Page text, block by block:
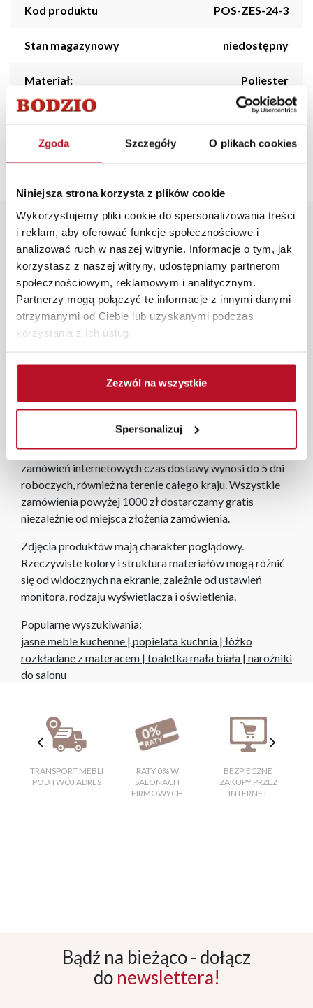
Zgoda Szczegóły O plikach cookies
Niniejsza strona korzysta z plików cookie
Wykorzystujemy pliki cookie do spersonalizowania treści
i reklam, aby oferować funkcje społecznościowe i
analizować ruch w naszej witrynie. Informacje o tym, jak
korzystasz z naszej witryny, udostępniamy partnerom
społecznościowym, reklamowym i analitycznym.
Partnerzy mogą połączyć te informacje z innymi danymi
otrzymanymi od Ciebie lub uzyskanymi podczas
korzystania z ich usług.
Zezwól na wszystkie
Spersonalizuj
Kod produktu POS-ZES-24-3
Stan magazynowy niedostępny
Materiał: Poliester
Producent: inny
Kraj pochodzenia: P.R.C.
Opis produktu
Zestaw pościeli z kolekcji Lash out z dekoracyjnym
wzorem, w skład którego wchodzi kołdra i 1 poduszka.
Wymiar poszewki na kołdrę wynosi 140 x 200 cm,
natomiast na poduszkę 70 x 80 cm.
aranżacji mebli, a nasi pracownicy z wykorzystaniem
programu Planer 3D bezpłatnie zaprojektują i
przygotują kompleksową wizualizację Państwa
złożone w sklepie stacjonarnym dostarczymy do 3 dni
roboczych na terenie całej Polski. W przypadku
zamówień internetowych czas dostawy wynosi do 5 dni
roboczych, również na terenie całego kraju. Wszystkie
zamówienia powyżej 1000 zł dostarczamy gratis
niezależnie od miejsca złożenia zamówienia.
Zdjęcia produktów mają charakter poglądowy.
Rzeczywiste kolory i struktura materiałów mogą różnić
się od widocznych na ekranie, zależnie od ustawień
monitora, rodzaju wyświetlacza i oświetlenia.
Popularne wyszukiwania:
jasne meble kuchenne | popielata kuchnia | łóżko
rozkładane z materacem | toaletka mała biała | narożniki
do salonu
TRANSPORT MEBLI
POD TWÓJ ADRES
RATY 0% W
SALONACH
FIRMOWYCH
BEZPIECZNE
ZAKUPY PRZEZ
INTERNET
Bądź na bieżąco - dołącz
do newslettera!